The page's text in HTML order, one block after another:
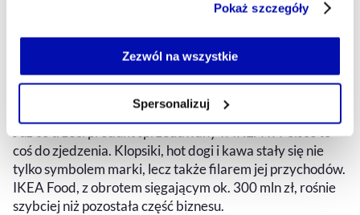
Jeżeli nie wyrażasz zgody na zapisywanie plików cookie,
możesz łatwo zarządzać swoimi uprawnieniami, np. we
własnej przeglądarce internetowej lub po wybraniu opcji
naszejPolityce Prywatności.
Pokaż szczegóły
Zezwól na wszystkie
Spersonalizuj
700 mln osób rocznie wybiera
klopsiki. Gastronomia IKEA rośnie
szybciej niż sprzedaż mebli
coś do zjedzenia. Klopsiki, hot dogi i kawa stały się nie
tylko symbolem marki, lecz także filarem jej przychodów.
IKEA Food, z obrotem sięgającym ok. 300 mln zł, rośnie
szybciej niż pozostała część biznesu.